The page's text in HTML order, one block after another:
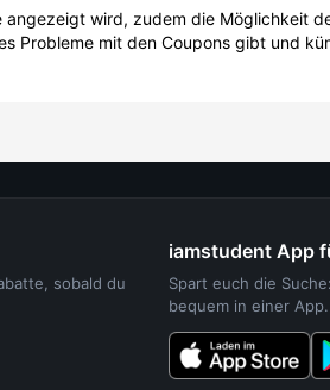
wird, zudem die Möglichkeit
Probleme mit den Coupons gibt und
sobald du
iamstudent App
Spart euch die
bequem in einer App.